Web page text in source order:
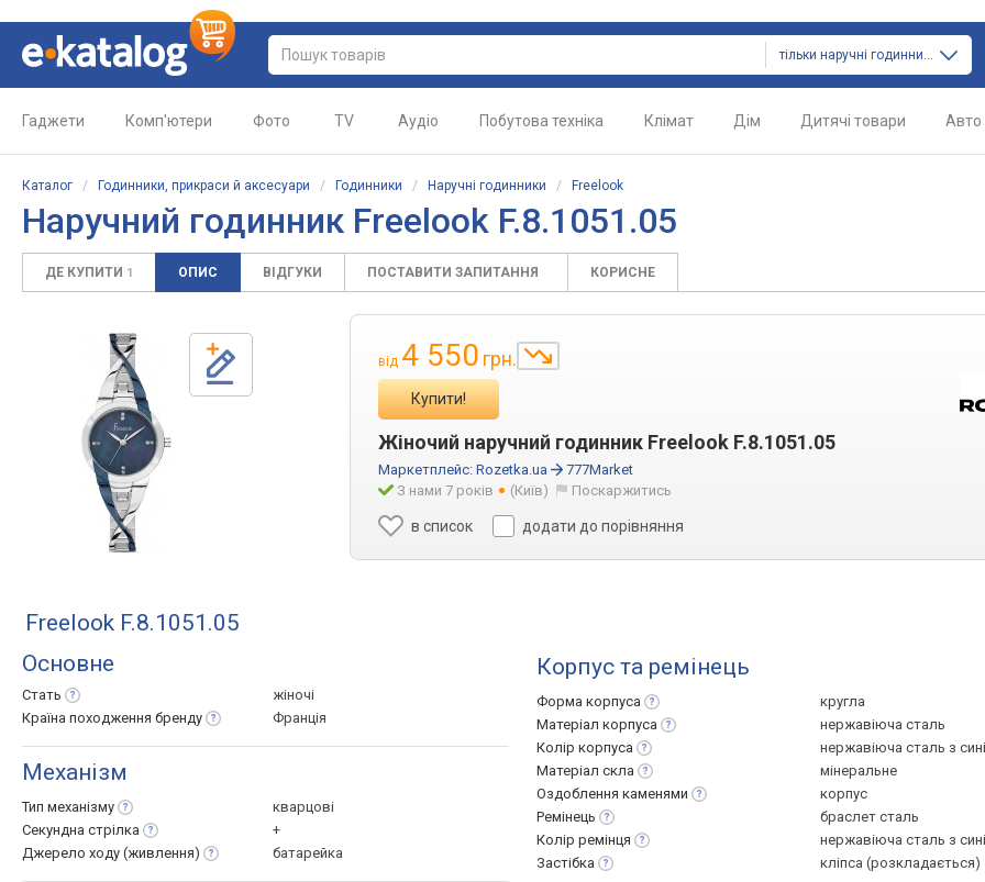
тільки наручні годинники
Гаджети Комп'ютери Фото TV Аудіо Побутова техніка Клімат Дім Дитячі товари Авто
Каталог / Годинники, прикраси й аксесуари / Годинники / Наручні годинники / Freelook
Наручний годинник Freelook F.8.1051.05
ДЕ КУПИТИ 1 ОПИС ВІДГУКИ ПОСТАВИТИ ЗАПИТАННЯ КОРИСНЕ
від 4 550 грн.
Купити!
Жіночий наручний годинник Freelook F.8.1051.05
Маркетплейс: Rozetka.ua
777Market
З нами 7 років
(Київ) Поскаржитись
в список додати до порівняння
Freelook F.8.1051.05
Основне
Стать
жіночі
Країна походження бренду Франція
Механізм
Тип механізму
кварцові
Секундна стрілка
+
Джерело ходу (живлення) батарейка
Корпус та ремінець
Форма корпуса
кругла
Матеріал корпуса
нержавіюча сталь
Колір корпуса
нержавіюча сталь з
Матеріал скла
мінеральне
Оздоблення каменями
корпус
Ремінець
браслет сталь
Колір ремінця
нержавіюча сталь з
Застібка
кліпса (розкладається)